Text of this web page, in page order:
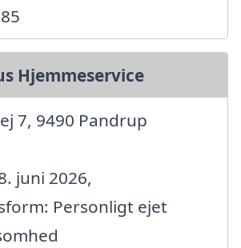
Hjemmeservice
7, 9490 Pandrup
juni 2026,
Personligt ejet